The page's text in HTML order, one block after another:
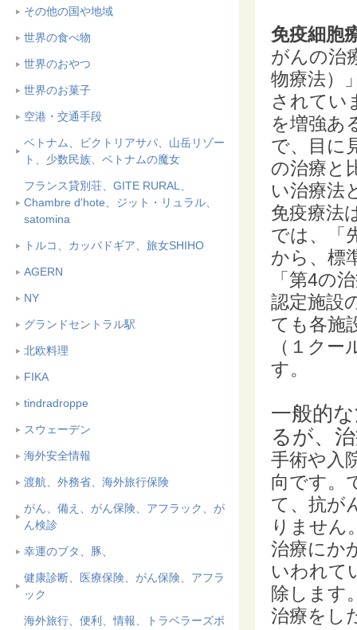
その他の国や地域
世界の食べ物
世界のおやつ
世界のお菓子
空港・交通手段
ベトナム、ビクトリアサパ、山岳リゾー
ト、少数民族、ベトナムの魔女
フランス貸別荘、GITE RURAL、
Chambre d'hote、ジット・リュラル、
satomina
トルコ、カッパドギア、旅女SHIHO
AGERN
NY
グランドセントラル駅
北欧料理
FIKA
tindradroppe
スウェーデン
海外安全情報
渡航、外務省、海外旅行保険
がん、備え、がん保険、アフラック、が
ん検診
幸運のブタ、豚、
健康診断、医療保険、がん保険、アフラ
ック
海外旅行、便利、情報、トラベラーズボ
免疫細胞
がんの治
物療法）
されてい
を増強あ
で、目に
の治療と
い治療法
免疫療法
では、「
から、標
「第4の
認定施設
ても各施
（１ク
す。
一般的
るが、
手術や入
向です。
て、抗が
りません
治療にか
いわれて
除します
治療をし